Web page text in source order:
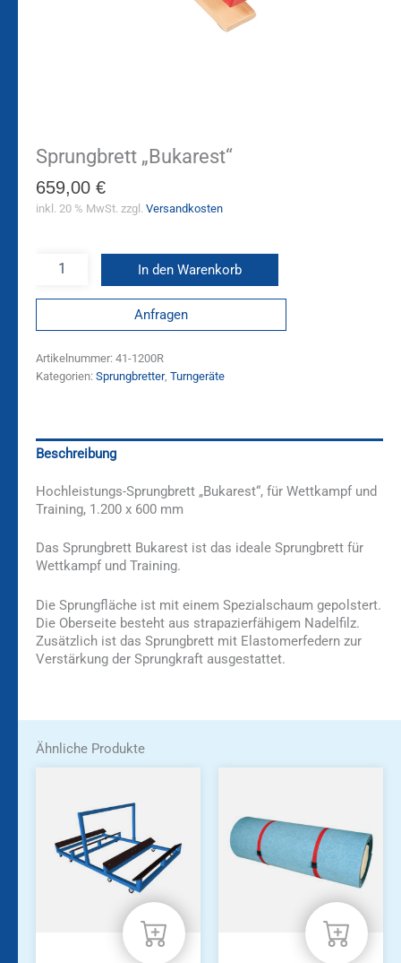
Sprungbrett „Bukarest“
659,00 €
inkl. 20 % MwSt. zzgl. Versandkosten
In den Warenkorb
Anfragen
Artikelnummer: 41-1200R
Kategorien: Sprungbretter, Turngeräte
Beschreibung
Hochleistungs-Sprungbrett „Bukarest“, für Wettkampf und
Training, 1.200 x 600 mm
Das Sprungbrett Bukarest ist das ideale Sprungbrett für
Wettkampf und Training.
Die Sprungfläche ist mit einem Spezialschaum gepolstert.
Die Oberseite besteht aus strapazierfähigem Nadelfilz.
Zusätzlich ist das Sprungbrett mit Elastomerfedern zur
Verstärkung der Sprungkraft ausgestattet.
Ähnliche Produkte
mehrere
Varianten
auf.